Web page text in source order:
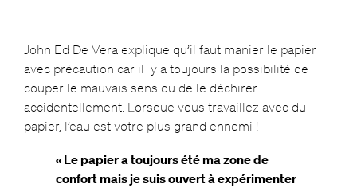
John Ed De Vera explique qu’il faut manier le papier
avec précaution car il y a toujours la possibilité de
couper le mauvais sens ou de le déchirer
accidentellement. Lorsque vous travaillez avec du
papier, l’eau est votre plus grand ennemi !
« Le papier a toujours été ma zone de
confort mais je suis ouvert à expérimenter